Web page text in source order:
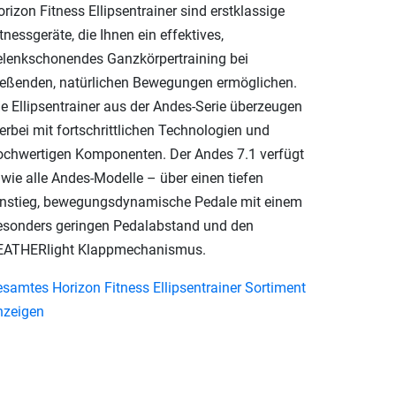
Fitness Ellipsentrainer sind erstklassige
die Ihnen ein effektives,
Ganzkörpertraining bei
natürlichen Bewegungen ermöglichen.
Ellipsentrainer aus der Andes-Serie überzeugen
mit fortschrittlichen Technologien und
Komponenten. Der Andes 7.1 verfügt
alle Andes-Modelle – über einen tiefen
bewegungsdynamische Pedale mit einem
geringen Pedalabstand und den
Klappmechanismus.
Horizon Fitness Ellipsentrainer Sortiment